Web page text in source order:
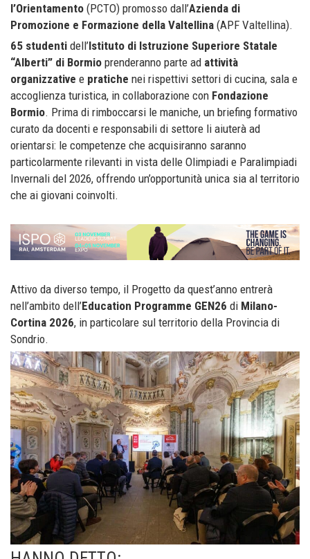
l’Orientamento (PCTO) promosso dall’Azienda di
Promozione e Formazione della Valtellina (APF Valtellina).
65 studenti dell’Istituto di Istruzione Superiore Statale
“Alberti” di Bormio prenderanno parte ad attività
organizzative e pratiche nei rispettivi settori di cucina, sala e
accoglienza turistica, in collaborazione con Fondazione
Bormio. Prima di rimboccarsi le maniche, un briefing formativo
curato da docenti e responsabili di settore li aiuterà ad
orientarsi: le competenze che acquisiranno saranno
particolarmente rilevanti in vista delle Olimpiadi e Paralimpiadi
Invernali del 2026, offrendo un’opportunità unica sia al territorio
che ai giovani coinvolti.
Attivo da diverso tempo, il Progetto da quest’anno entrerà
nell’ambito dell’Education Programme GEN26 di Milano-
Cortina 2026, in particolare sul territorio della Provincia di
Sondrio.